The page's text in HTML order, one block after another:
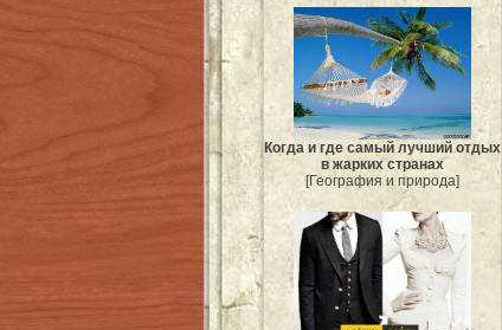
Когда и где самый лучший отдых
в жарких странах
[География и природа]